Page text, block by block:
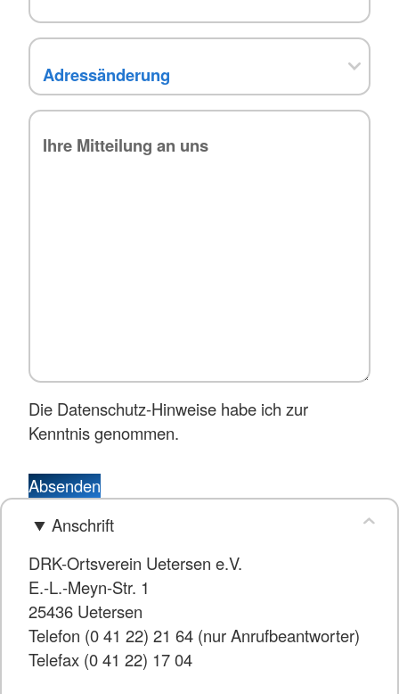
Die Datenschutz-Hinweise habe ich zur
Kenntnis genommen.
Absenden
Anschrift
DRK-Ortsverein Uetersen e.V.
E.-L.-Meyn-Str. 1
25436 Uetersen
Telefon (0 41 22) 21 64 (nur Anrufbeantworter)
Telefax (0 41 22) 17 04